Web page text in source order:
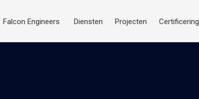
Falcon Engineers Diensten Projecten Certificering